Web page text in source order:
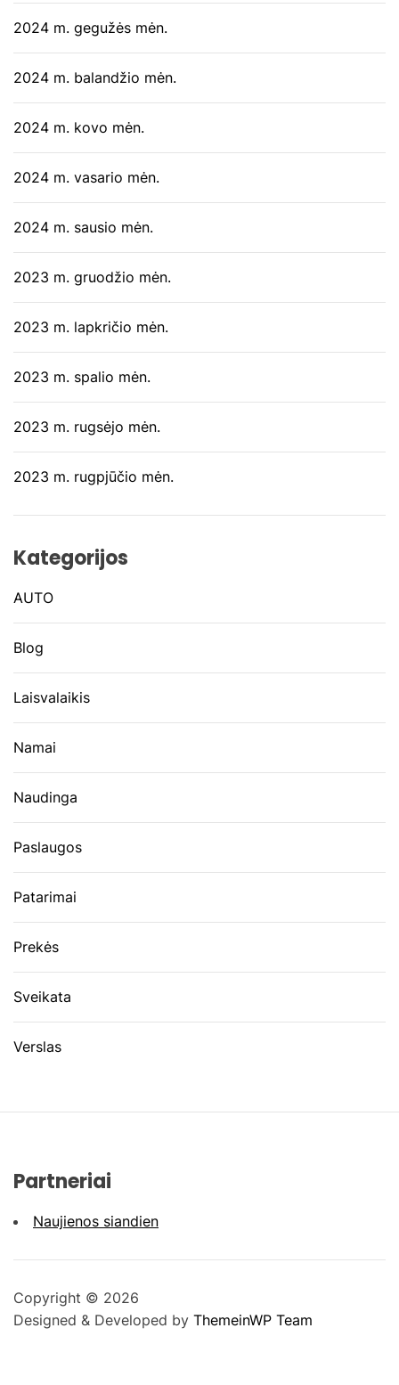
2024 m. gegužės mėn.
2024 m. balandžio mėn.
2024 m. kovo mėn.
2024 m. vasario mėn.
2024 m. sausio mėn.
2023 m. gruodžio mėn.
2023 m. lapkričio mėn.
2023 m. spalio mėn.
2023 m. rugsėjo mėn.
2023 m. rugpjūčio mėn.
Kategorijos
AUTO
Blog
Laisvalaikis
Namai
Naudinga
Paslaugos
Patarimai
Prekės
Sveikata
Verslas
Partneriai
Naujienos siandien
Copyright © 2026
Designed & Developed by ThemeinWP Team